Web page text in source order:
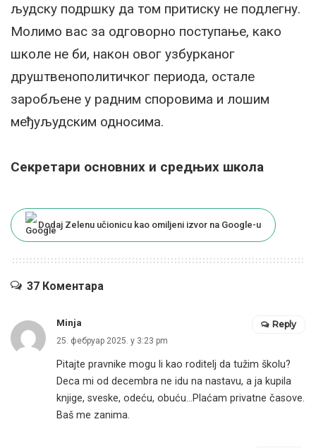
људску подршку да том притиску не подлегну.
Молимо вас за одговорно поступање, како
школе не би, након овог узбурканог
друштвенополитичког периода, остале
заробљене у радним споровима и лошим
међуљудским односима.
Секретари основних и средњих школа
Dodaj Zelenu učionicu kao omiljeni izvor na Google-u
37 Коментара
Minja
25. фебруар 2025. у 3:23 pm
Pitajte pravnike mogu li kao roditelj da tužim školu?
Deca mi od decembra ne idu na nastavu, a ja kupila
knjige, sveske, odeću, obuću…Plaćam privatne časove.
Baš me zanima.
Reply